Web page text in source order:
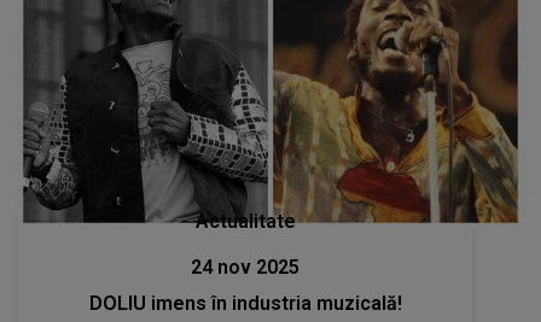
Actualitate
24 nov 2025
DOLIU imens în industria muzicală!